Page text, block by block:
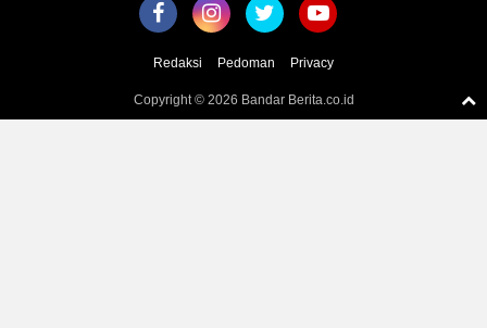
Redaksi Pedoman Privacy
Copyright © 2026 Bandar Berita.co.id